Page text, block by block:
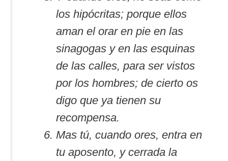
los hipócritas; porque ellos
aman el orar en pie en las
sinagogas y en las esquinas
de las calles, para ser vistos
por los hombres; de cierto os
digo que ya tienen su
recompensa.
Mas tú, cuando ores, entra en
tu aposento, y cerrada la